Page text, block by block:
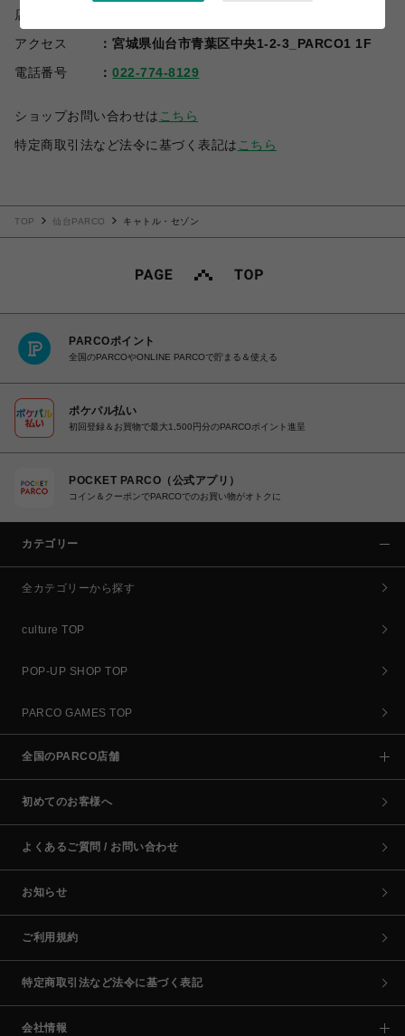
店舗名
アクセス
宮城県仙台市青葉区中央1-2-3_PARCO1 1F
電話番号
022-774-8129
ショップお問い合わせは こちら
特定商取引法など法令に基づく表記は こちら
TOP 仙台PARCO キャトル・セゾン
PARCOポイント
全国のPARCOやONLINE PARCOで貯まる＆使える
ポケパル払い
初回登録＆お買物で最大1,500円分のPARCOポイント進呈
POCKET PARCO（公式アプリ）
コイン＆クーポンでPARCOでのお買い物がオトクに
カテゴリー
全カテゴリーから探す
culture TOP
POP-UP SHOP TOP
PARCO GAMES TOP
全国のPARCO店舗
初めてのお客様へ
よくあるご質問 / お問い合わせ
お知らせ
ご利用規約
特定商取引法など法令に基づく表記
会社情報